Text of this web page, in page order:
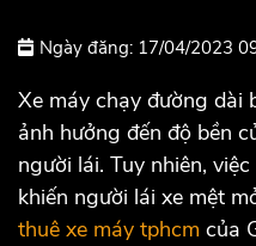
Ngày đăng: 17/04/2023
Xe máy chạy đường dài
ảnh hưởng đến độ bền
người lái. Tuy nhiên,
khiến người lái xe mệt
thuê xe máy tphcm của